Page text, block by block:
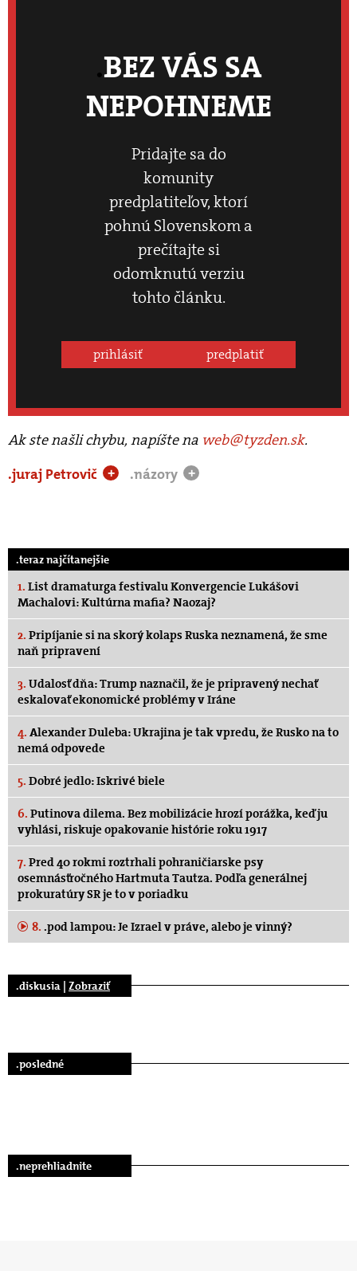
BEZ VÁS SA
NEPOHNEME
Pridajte sa do
komunity
predplatiteľov, ktorí
pohnú Slovenskom a
prečítajte si
odomknutú verziu
tohto článku.
prihlásiť predplatiť
Ak ste našli chybu, napíšte na web@tyzden.sk.
.juraj Petrovič
+ .názory +
.teraz najčítanejšie
1. List dramaturga festivalu Konvergencie Lukášovi
Machalovi: Kultúrna mafia? Naozaj?
2. Pripíjanie si na skorý kolaps Ruska neznamená, že sme
naň pripravení
3. Udalosť dňa: Trump naznačil, že je pripravený nechať
eskalovať ekonomické problémy v Iráne
4. Alexander Duleba: Ukrajina je tak vpredu, že Rusko na to
nemá odpovede
5. Dobré jedlo: Iskrivé biele
6. Putinova dilema. Bez mobilizácie hrozí porážka, keď ju
vyhlási, riskuje opakovanie histórie roku 1917
7. Pred 40 rokmi roztrhali pohraničiarske psy
osemnásťročného Hartmuta Tautza. Podľa generálnej
prokuratúry SR je to v poriadku
8. .pod lampou: Je Izrael v práve, alebo je vinný?
.diskusia | Zobraziť
.posledné
.neprehliadnite